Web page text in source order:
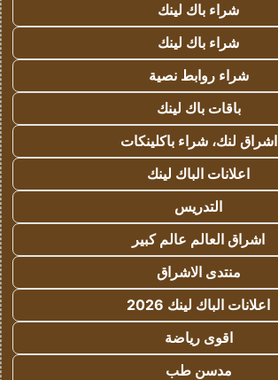
شراء باك لينك
شراء باك لينك
شراء روابط نصية
باقات باك لينك
اشراق لنك، شراء باكلينكات
اعلانات الباك لينك
التدريس
اشراق العالم عالم كبير
منتدى الاشراق
اعلانات الباك لينك 2026
اقوى رياضة
مدسن طب